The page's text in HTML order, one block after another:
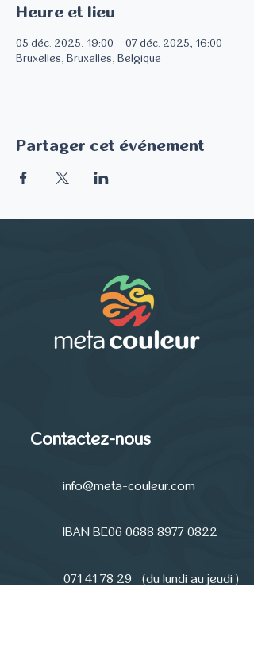
Heure et lieu
05 déc. 2025, 19:00 – 07 déc. 2025, 16:00
Bruxelles, Bruxelles, Belgique
Partager cet événement
Contactez-nous
info@meta-couleur.com
IBAN BE06 0688 8977 0822
071 41 78 29 (du lundi au jeudi )